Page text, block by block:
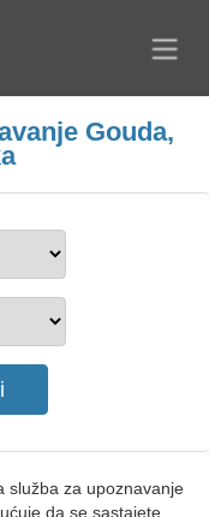
Gouda,
služba za upoznavanje
da se sastajete,